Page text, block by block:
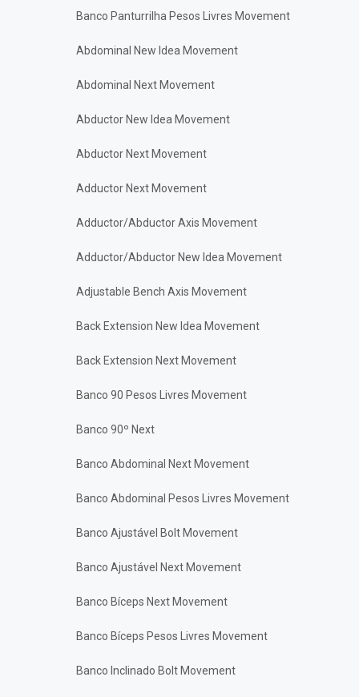
Banco Panturrilha Pesos Livres Movement
Abdominal New Idea Movement
Abdominal Next Movement
Abductor New Idea Movement
Abductor Next Movement
Adductor Next Movement
Adductor/Abductor Axis Movement
Adductor/Abductor New Idea Movement
Adjustable Bench Axis Movement
Back Extension New Idea Movement
Back Extension Next Movement
Banco 90 Pesos Livres Movement
Banco 90º Next
Banco Abdominal Next Movement
Banco Abdominal Pesos Livres Movement
Banco Ajustável Bolt Movement
Banco Ajustável Next Movement
Banco Bíceps Next Movement
Banco Bíceps Pesos Livres Movement
Banco Inclinado Bolt Movement